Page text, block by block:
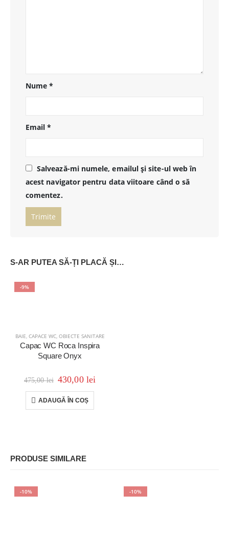
Nume*
Email*
Salvează-mi numele, emailul și site-ul web în
acest navigator pentru data viitoare când o să
comentez.
S-AR PUTEA SĂ-ȚI PLACĂ ȘI…
-9%
BAIE CAPACE WC, OBIECTE SANITARE
Capac WC Roca Inspira
Square Onyx
475,00lei 430,00 lei
ADAUGĂ ÎN COȘ
PRODUSE SIMILARE
-10% -10%